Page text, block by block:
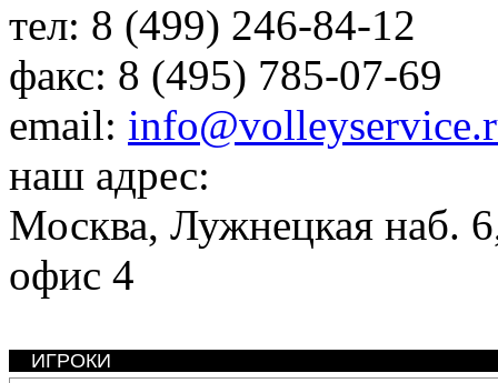
тел: 8 (499) 246-84-12
факс: 8 (495) 785-07-69
email:
наш адрес:
Москва, Лужнецкая наб.
офис 4
ИГРОКИ